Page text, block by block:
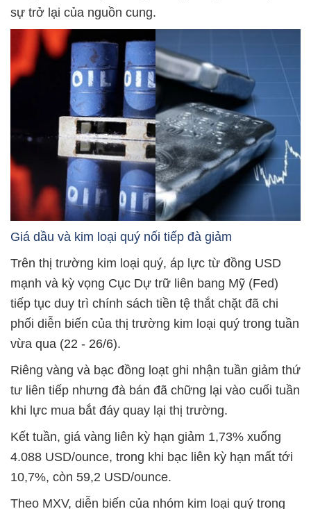
sự trở lại của nguồn cung.
Giá dầu và kim loại quý nối tiếp đà giảm
Trên thị trường kim loại quý, áp lực từ đồng USD
mạnh và kỳ vọng Cục Dự trữ liên bang Mỹ (Fed)
tiếp tục duy trì chính sách tiền tệ thắt chặt đã chi
phối diễn biến của thị trường kim loại quý trong tuần
vừa qua (22 - 26/6).
Riêng vàng và bạc đồng loạt ghi nhận tuần giảm thứ
tư liên tiếp nhưng đà bán đã chững lại vào cuối tuần
khi lực mua bắt đáy quay lại thị trường.
Kết tuần, giá vàng liên kỳ hạn giảm 1,73% xuống
4.088 USD/ounce, trong khi bạc liên kỳ hạn mất tới
10,7%, còn 59,2 USD/ounce.
Theo MXV, diễn biến của nhóm kim loại quý trong